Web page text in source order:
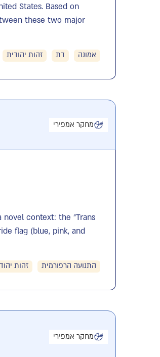
States. Based on
these two major
אמונה דת זהות יהודית
מחקר אמפירי
context: the "Trans
flag (blue, pink, and
התנועה הרפורמית זהות
מחקר אמפירי